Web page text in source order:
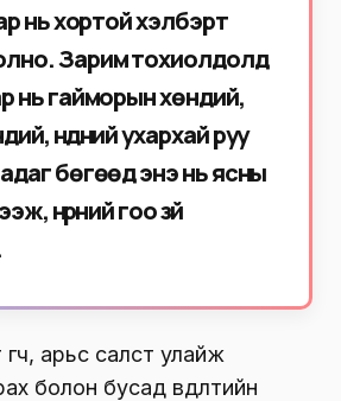
нь хортой хэлбэрт
Зарим тохиолдолд
нь гайморын хөндий,
нүдний ухархай руу
бөгөөд энэ нь ясны
нүүрний гоо зүй
өгч, арьс салст улайж
болон бусад өвдөлтийн